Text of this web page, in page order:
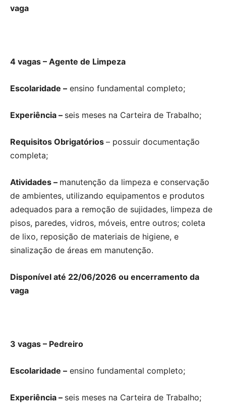
vaga
4 vagas – Agente de Limpeza
Escolaridade – ensino fundamental completo;
Experiência – seis meses na Carteira de Trabalho;
Requisitos Obrigatórios – possuir documentação
completa;
Atividades – manutenção da limpeza e conservação
de ambientes, utilizando equipamentos e produtos
adequados para a remoção de sujidades, limpeza de
pisos, paredes, vidros, móveis, entre outros; coleta
de lixo, reposição de materiais de higiene, e
sinalização de áreas em manutenção.
Disponível até 22/06/2026 ou encerramento da
vaga
3 vagas – Pedreiro
Escolaridade – ensino fundamental completo;
Experiência – seis meses na Carteira de Trabalho;